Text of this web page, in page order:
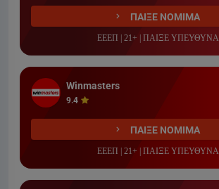
ΠΑΙΞΕ ΝΟΜΙΜΑ
ΕΕΕΠ | 21+ | ΠΑΙΞΕ ΥΠΕΥΘΥΝΑ
Winmasters
9.4
ΠΑΙΞΕ ΝΟΜΙΜΑ
ΕΕΕΠ | 21+ | ΠΑΙΞΕ ΥΠΕΥΘΥΝΑ